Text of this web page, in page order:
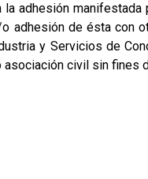
adhesión
adhesión de ésta con
y Servicios de
civil sin fines